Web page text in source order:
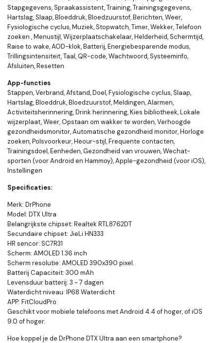
Stapgegevens, Spraakassistent, Training, Trainingsgegevens,
Hartslag, Slaap, Bloeddruk, Bloedzuurstof, Berichten, Weer,
Fysiologische cyclus, Muziek, Stopwatch, Timer, Wekker, Telefoon
zoeken , Menustijl, Wijzerplaatschakelaar, Helderheid, Schermtijd,
Raise to wake, AOD-klok, Batterij, Energiebesparende modus,
Trillingsintensiteit, Taal, QR-code, Wachtwoord, Systeeminfo,
Afsluiten, Resetten
App-functies
Stappen, Verbrand, Afstand, Doel, Fysiologische cyclus, Slaap,
Hartslag, Bloeddruk, Bloedzuurstof, Meldingen, Alarmen,
Activiteitsherinnering, Drink herinnering, Kies bibliotheek, Lokale
wijzerplaat, Weer, Opstaan ​​om wakker te worden, Verhoogde
gezondheidsmonitor, Automatische gezondheid monitor, Horloge
zoeken, Polsvoorkeur, Heour-stijl, Frequente contacten,
Trainingsdoel, Eenheden, Gezondheid van vrouwen, Wechat-
sporten (voor Android en Hammoy), Apple-gezondheid (voor iOS),
Instellingen
Specificaties:
Merk: DrPhone
Model: DTX Ultra
Belangrijkste chipset: Realtek RTL8762DT
Secundaire chipset: JieLi HN333
HR sencor: SC7R31
Scherm: AMOLED 1.36 inch
Scherm resolutie: AMOLED 390x390 pixel.
Batterij Capaciteit: 300 mAh
Levensduur batterij: 3 ~ 7 dagen
Waterdicht niveau: IP68 Waterdicht
APP: FitCloudPro
Geschikt voor mobiele telefoons met Android 4.4 of hoger, of iOS
9.0 of hoger.
Hoe koppel je de DrPhone DTX Ultra aan een smartphone?